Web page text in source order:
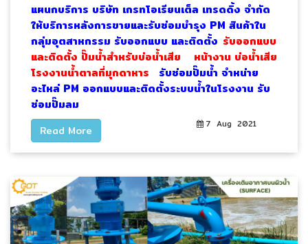
ระบบ
อัตโนมัติ)
คุณภาพ
น้ำ
เซ็นเซอร์
(Water
Analyzer
&
แผนกบริการ บริษัท เกรทโอเรียนเต็ล เทรดดิ้ง จำกัด
ให้บริการหลังการขายและรับซ่อมบำรุง PM สินค้าใน
กลุ่มอุตสาหกรรม รับออกแบบ และติดตั้ง รับออกแบบ
และติดตั้ง ปั๊มน้ำสำหรับบ่อน้ำเสีย หน้างาน บ่อน้ำเสีย
โรงงานน้ำตาลที่มุกดาหาร
รับซ่อมปั๊มน้ำ จำหน่าย
อะไหล่ PM ออกแบบและติดตั้งระบบน้ำในโรงงาน รับ
ซ่อมปั๊มลม
Read More 7 Aug 2021